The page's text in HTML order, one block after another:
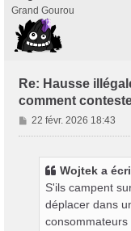
Grand Gourou
Re: Hausse
comment
M
e
22 févr. 2026 18:43
Wojtek a
S'ils campent
déplacer dans